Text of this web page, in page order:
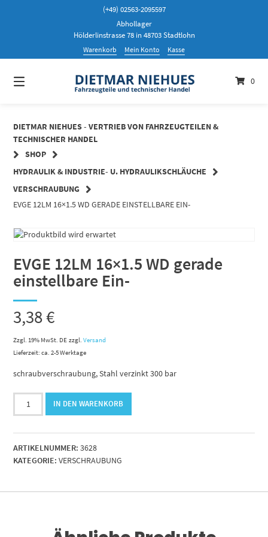
(+49) 02563-2095597
Abhollager
Hölderlinstrasse 78 in 48703 Stadtlohn
Warenkorb Mein Konto Kasse
0
DIETMAR NIEHUES - VERTRIEB VON FAHRZEUGTEILEN &
TECHNISCHER HANDEL
SHOP
HYDRAULIK & INDUSTRIE- U. HYDRAULIKSCHLÄUCHE
VERSCHRAUBUNG
EVGE 12LM 16×1.5 WD GERADE EINSTELLBARE EIN-
EVGE 12LM 16×1.5 WD gerade
einstellbare Ein-
3,38€
Zzgl. 19% MwSt. DE zzgl.Versand
Lieferzeit: ca. 2-5 Werktage
schraubverschraubung, Stahl verzinkt 300 bar
EVGE
12LM
WD
gerade
einstellbare
IN DEN WARENKORB
ARTIKELNUMMER: 3628
KATEGORIE: VERSCHRAUBUNG